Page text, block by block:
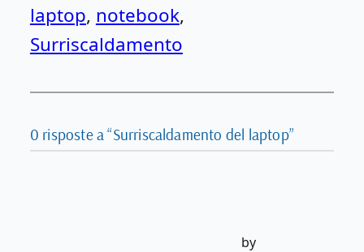
laptop, notebook
Surriscaldamento
0 risposte a “Surriscaldamento del laptop”
by